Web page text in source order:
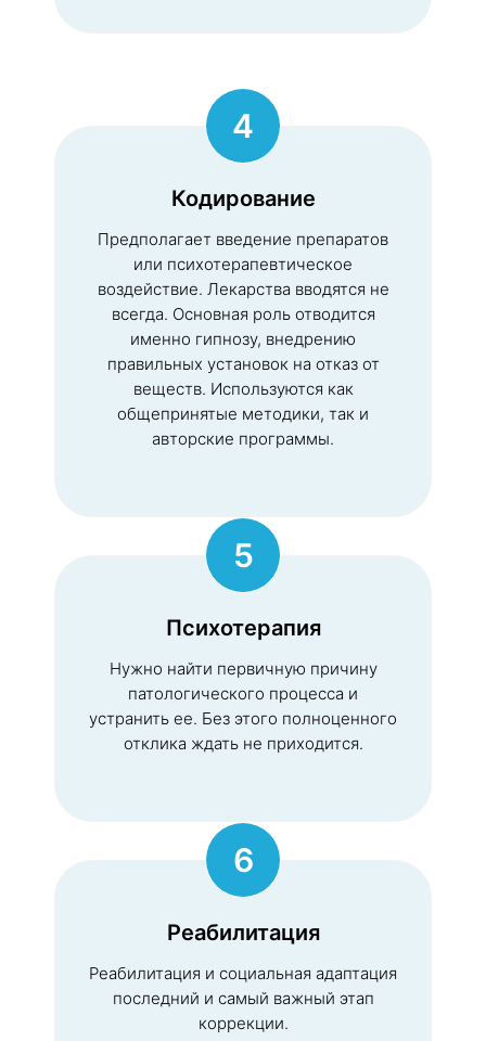
4
Кодирование
Предполагает введение препаратов
или психотерапевтическое
воздействие. Лекарства вводятся не
всегда. Основная роль отводится
именно гипнозу, внедрению
правильных установок на отказ от
веществ. Используются как
общепринятые методики, так и
авторские программы.
5
Психотерапия
Нужно найти первичную причину
патологического процесса и
устранить ее. Без этого полноценного
отклика ждать не приходится.
6
Реабилитация
Реабилитация и социальная адаптация
последний и самый важный этап
коррекции.